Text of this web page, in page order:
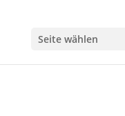
Seite wählen